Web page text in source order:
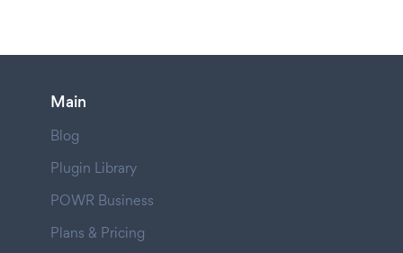
Main
Blog
Plugin Library
POWR Business
Plans & Pricing